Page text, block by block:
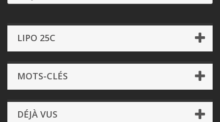
LIPO 25C
MOTS-CLÉS
DÉJÀ VUS